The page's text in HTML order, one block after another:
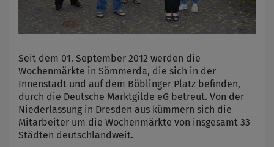
Seit dem 01. September 2012 werden die
Wochenmärkte in Sömmerda, die sich in der
Innenstadt und auf dem Böblinger Platz befinden,
durch die Deutsche Marktgilde eG betreut. Von der
Niederlassung in Dresden aus kümmern sich die
Mitarbeiter um die Wochenmärkte von insgesamt 33
Städten deutschlandweit.